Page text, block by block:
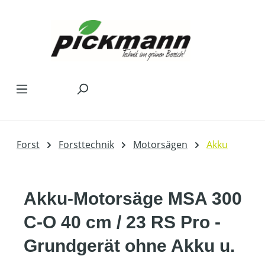
Forst Forsttechnik Motorsägen Akku
Akku-Motorsäge MSA 300
C-O 40 cm / 23 RS Pro -
Grundgerät ohne Akku u.